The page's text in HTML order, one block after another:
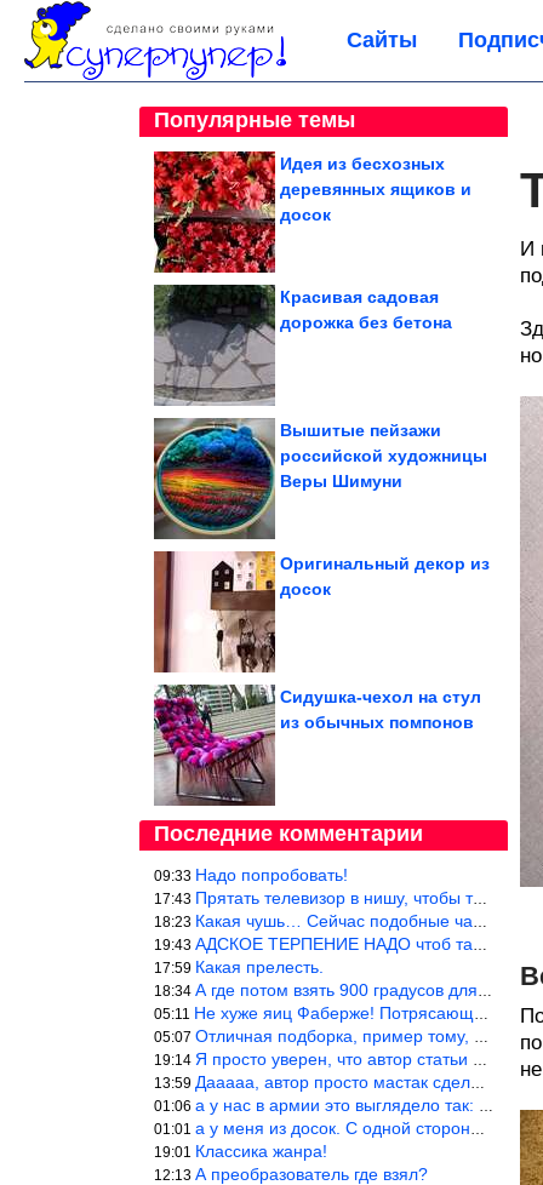
Сайты
Популярные темы
Идея из бесхозных
деревянных ящиков и
досок
Красивая садовая
дорожка без бетона
Вышитые пейзажи
российской художницы
Веры Шимуни
Оригинальный декор из
досок
Сидушка-чехол на стул
из обычных помпонов
Последние комментарии
09:33 Надо попробовать!
17:43 Прятать телевизор в нишу, чтобы тепло от ТВ не отводилось и теле
18:23 Какая чушь… Сейчас подобные часы в магазине стоят меньше 10 долл
19:43 АДСКОЕ ТЕРПЕНИЕ НАДО чтоб такое вышить
17:59 Какая прелесть.
18:34 А где потом взять 900 градусов для обжига?
05:11 Не хуже яиц Фаберже! Потрясающе!!! Молодчина....!!!
05:07 Отличная подборка, пример тому, чем можно и сейчас заниматься…
19:14 Я просто уверен, что автор статьи никогда не будет использовать
13:59 Дааааа, автор просто мастак сделать интригу на ровном месте! А н
01:06 а у нас в армии это выглядело так: снизу полозья из сваренные тр
01:01 а у меня из досок. С одной стороны сарай, а другая половина — ду
19:01 Классика жанра!
12:13 А преобразователь где взял?
И